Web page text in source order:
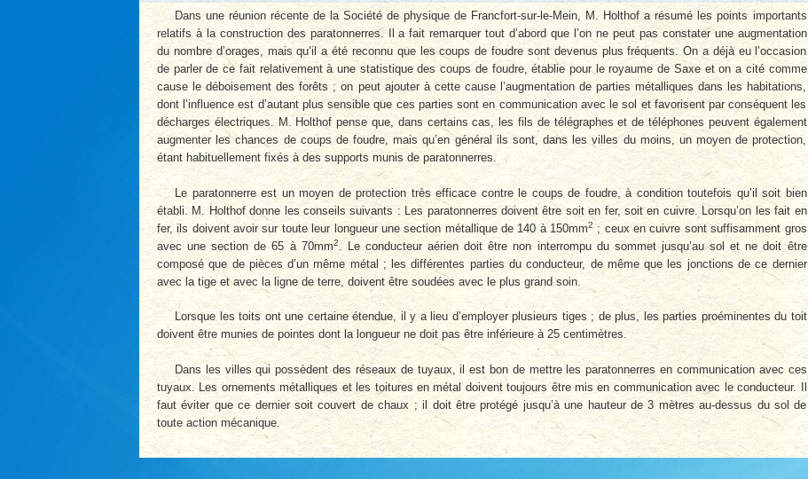
Dans une réunion récente de la Société de physique de Francfort-sur-le-Mein, M. Holthof a résumé les points importants
relatifs à la construction des paratonnerres. Il a fait remarquer tout d’abord que l’on ne peut pas constater une augmentation
du nombre d’orages, mais qu’il a été reconnu que les coups de foudre sont devenus plus fréquents. On a déjà eu l’occasion
de parler de ce fait relativement à une statistique des coups de foudre, établie pour le royaume de Saxe et on a cité comme
cause le déboisement des forêts ; on peut ajouter à cette cause l’augmentation de parties métalliques dans les habitations,
dont l’influence est d’autant plus sensible que ces parties sont en communication avec le sol et favorisent par conséquent les
décharges électriques. M. Holthof pense que, dans certains cas, les fils de télégraphes et de téléphones peuvent également
augmenter les chances de coups de foudre, mais qu’en général ils sont, dans les villes du moins, un moyen de protection,
étant habituellement fixés à des supports munis de paratonnerres.
Le paratonnerre est un moyen de protection très efficace contre le coups de foudre, à condition toutefois qu’il soit bien
établi. M. Holthof donne les conseils suivants : Les paratonnerres doivent être soit en fer, soit en cuivre. Lorsqu’on les fait en
fer, ils doivent avoir sur toute leur longueur une section métallique de 140 à 150mm2; ceux en cuivre sont suffisamment gros
avec une section de 65 à 70mm2 . Le conducteur aérien doit être non interrompu du sommet jusqu’au sol et ne doit être
composé que de pièces d’un même métal ; les différentes parties du conducteur, de même que les jonctions de ce dernier
avec la tige et avec la ligne de terre, doivent être soudées avec le plus grand soin.
Lorsque les toits ont une certaine étendue, il y a lieu d’employer plusieurs tiges ; de plus, les parties proéminentes du toit
doivent être munies de pointes dont la longueur ne doit pas être inférieure à 25 centimètres.
Dans les villes qui possèdent des réseaux de tuyaux, il est bon de mettre les paratonnerres en communication avec ces
tuyaux. Les ornements métalliques et les toitures en métal doivent toujours être mis en communication avec le conducteur. Il
faut éviter que ce dernier soit couvert de chaux ; il doit être protégé jusqu’à une hauteur de 3 mètres au-dessus du sol de
toute action mécanique.